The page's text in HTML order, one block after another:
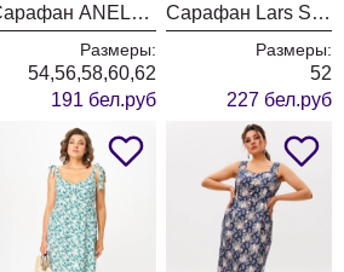
Сарафан ANELLI LAUREL 1712 черная роза
Размеры:
54,56,58,60,62
191 бел.руб
Сарафан Lars Style 1093
Размеры:
52
227 бел.руб